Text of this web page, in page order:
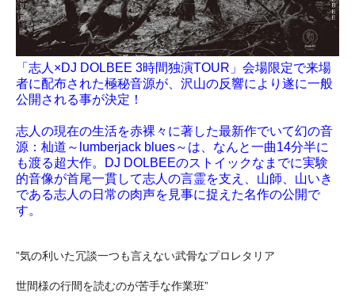
「志人×DJ DOLBEE 3時間独演TOUR」会場限定で来場
者に配布された極秘音源が、沢山の反響により遂に一般
公開される事が決定！
志人の現在の生活を赤裸々に著した最新作でいて幻の音
源：杣道～lumberjack blues～は、なんと一曲14分半に
も渡る超大作。DJ DOLBEEのストイックなまでに実験
的音像が首尾一貫して志人の言霊を支え、山師、山いき
である志人の日常の肉声を見事に捉えた名作の公開で
す。
”気の利いた冗談一つも言えない武骨なプロレタリア
世間様の行間を読むのが苦手な作業班”